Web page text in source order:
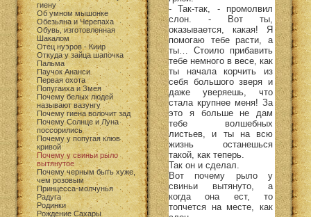
гиену
Об умном мышонке
Обезьяна и Черепаха
Обувь, изготовленная
Шакалом
Отец нуэров - Киир
Откуда у зайца шапочка
Пальма
Паучок Ананси
Первая охота
Попугаиха и Змея
Почему белых людей
называют вазунгу
Почему гиена волочит зад
Почему Солнце и Луна
поссорились
Почему у попугая клюв
кривой
Почему у свиньи рыло
вытянутое
Почему черным быть хуже,
чем розовым
Принцесса-молчунья
Радуга
Родинки
Рождение Сахары
- Так-так, - промолвил
слон. - Вот ты,
оказывается, какая! Я
помогаю тебе расти, а
ты… Стоило прибавить
тебе немного в весе, как
ты начала корчить из
себя большого зверя и
даже уверяешь, что
стала крупнее меня! За
это я больше не дам
тебе волшебных
листьев, и ты на всю
жизнь останешься
такой, как теперь.
Так он и сделал.
Вот почему рыло у
свиньи вытянуто, а
когда она ест, то
топчется на месте, как